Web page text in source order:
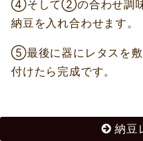
④そして②の合わせ調味
納豆を入れ合わせます。
⑤最後に器にレタスを敷
付けたら完成です。
納豆